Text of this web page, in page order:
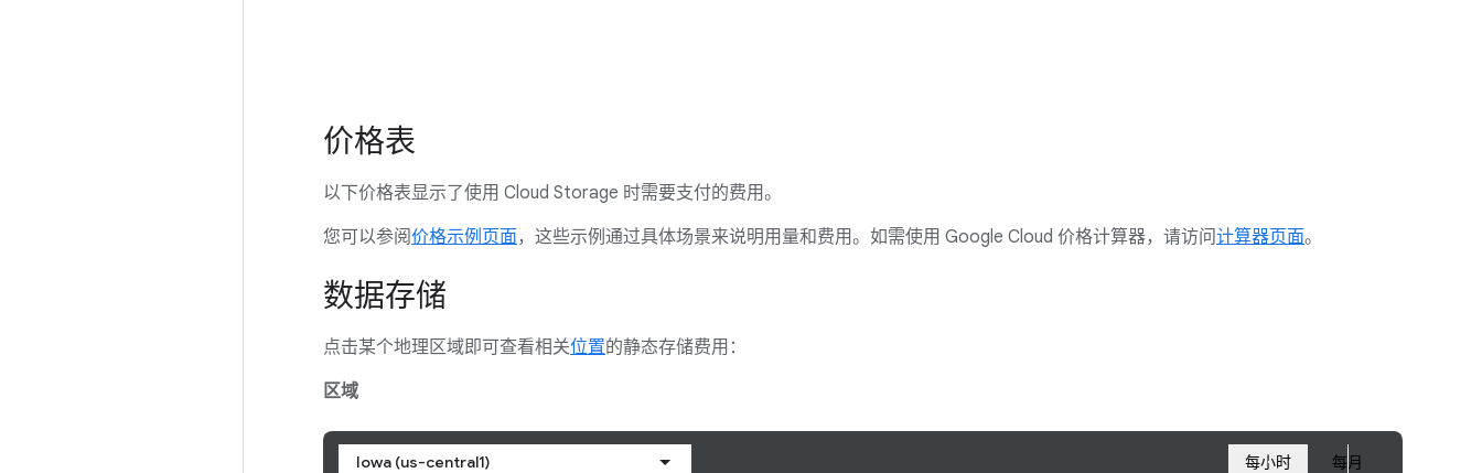
价格表
以下价格表显示了使用 Cloud Storage 时需要支付的费用。
您可以参阅价格示例页面 ，这些示例通过具体场景来说明用量和费用。如需使用 Google Cloud 价格计算器，请访问计算器页面。
数据存储
点击某个地理区域即可查看相关位置的静态存储费用：
区域
Iowa (us-central1) 每小时 每月